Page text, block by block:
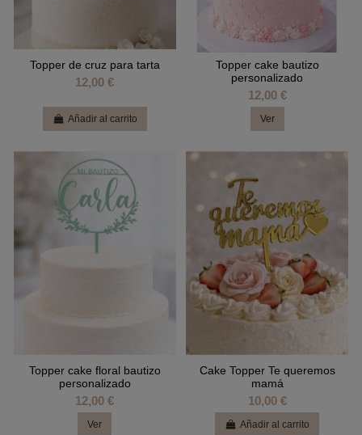
Topper de cruz para tarta
12,00 €
Añadir al carrito
Topper cake bautizo
personalizado
12,00 €
Ver
Topper cake floral bautizo
personalizado
12,00 €
Ver
Cake Topper Te queremos
mamá
10,00 €
Añadir al carrito